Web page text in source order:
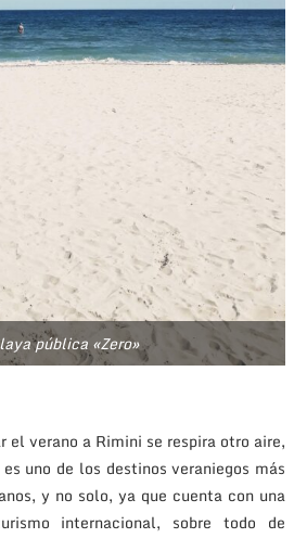
pública «Zero»
el verano a Rimini se respira otro aire,
uno de los destinos veraniegos más
y no solo, ya que cuenta con una
internacional, sobre todo de